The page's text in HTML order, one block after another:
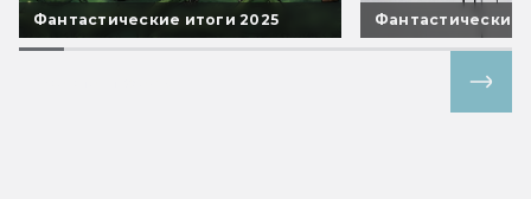
Фантастические итоги 2025 Фантастические